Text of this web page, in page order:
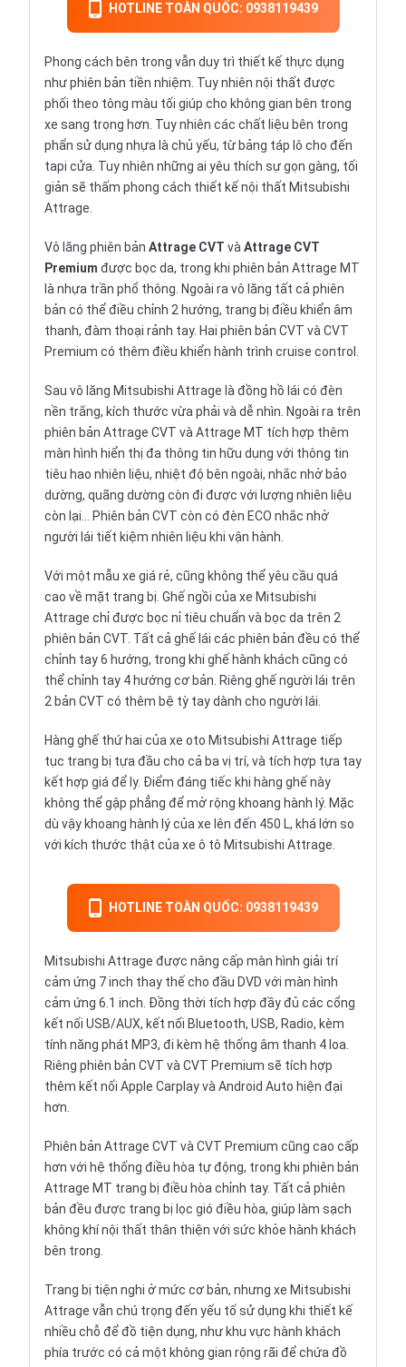
HOTLINE TOÀN QUỐC: 0938119439
Phong cách bên trong vẫn duy trì thiết kế thực dụng
như phiên bản tiền nhiệm. Tuy nhiên nội thất được
phối theo tông màu tối giúp cho không gian bên trong
xe sang trọng hơn. Tuy nhiên các chất liệu bên trong
phẩn sử dụng nhựa là chủ yếu, từ bảng táp lô cho đến
tapi cửa. Tuy nhiên những ai yêu thích sự gọn gàng, tối
giản sẽ thấm phong cách thiết kế nội thất Mitsubishi
Attrage.
Vô lăng phiên bản Attrage CVT vàAttrage CVT
Premium được bọc da, trong khi phiên bản Attrage MT
là nhựa trần phổ thông. Ngoài ra vô lăng tất cả phiên
bản có thể điều chỉnh 2 hướng, trang bị điều khiển âm
thanh, đàm thoại rảnh tay. Hai phiên bản CVT và CVT
Premium có thêm điều khiển hành trình cruise control.
Sau vô lăng Mitsubishi Attrage là đồng hồ lái có đèn
nền trắng, kích thước vừa phải và dễ nhìn. Ngoài ra trên
phiên bản Attrage CVT và Attrage MT tích hợp thêm
màn hình hiển thị đa thông tin hữu dụng với thông tin
tiêu hao nhiên liệu, nhiệt độ bên ngoài, nhắc nhở bảo
dường, quãng dường còn đi được với lượng nhiên liệu
còn lại… Phiên bản CVT còn có đèn ECO nhắc nhở
người lái tiết kiệm nhiên liệu khi vận hành.
Với một mẫu xe giá rẻ, cũng không thể yêu cầu quá
cao về mặt trang bị. Ghế ngồi của xe Mitsubishi
Attrage chỉ được bọc nỉ tiêu chuẩn và bọc da trên 2
phiên bản CVT. Tất cả ghế lái các phiên bản đều có thể
chỉnh tay 6 hướng, trong khi ghế hành khách cũng có
thể chỉnh tay 4 hướng cơ bản. Riêng ghế người lái trên
2 bản CVT có thêm bệ tỳ tay dành cho người lái.
Hàng ghế thứ hai của xe oto Mitsubishi Attrage tiếp
tục trang bị tựa đầu cho cả ba vị trí, và tích hợp tựa tay
kết hợp giá để ly. Điểm đáng tiếc khi hàng ghế này
không thể gập phẳng để mở rộng khoang hành lý. Mặc
dù vậy khoang hành lý của xe lên đến 450 L, khá lớn so
với kích thước thật của xe ô tô Mitsubishi Attrage.
HOTLINE TOÀN QUỐC: 0938119439
Mitsubishi Attrage được nâng cấp màn hình giải trí
cảm ứng 7 inch thay thế cho đầu DVD với màn hình
cảm ứng 6.1 inch. Đồng thời tích hợp đầy đủ các cổng
kết nối USB/AUX, kết nối Bluetooth, USB, Radio, kèm
tính năng phát MP3, đi kèm hệ thống âm thanh 4 loa.
Riêng phiên bản CVT và CVT Premium sẽ tích hợp
thêm kết nối Apple Carplay và Android Auto hiện đại
hơn.
Phiên bản Attrage CVT và CVT Premium cũng cao cấp
hơn với hệ thống điều hòa tự động, trong khi phiên bản
Attrage MT trang bị điều hòa chỉnh tay. Tất cả phiên
bản đều được trang bị lọc gió điều hòa, giúp làm sạch
không khí nội thất thân thiện với sức khỏe hành khách
bên trong.
Trang bị tiện nghi ở mức cơ bản, nhưng xe Mitsubishi
Attrage vẫn chú trọng đến yếu tố sử dụng khi thiết kế
nhiều chỗ để đồ tiện dụng, như khu vực hành khách
phía trước có cả một không gian rộng rãi để chứa đồ